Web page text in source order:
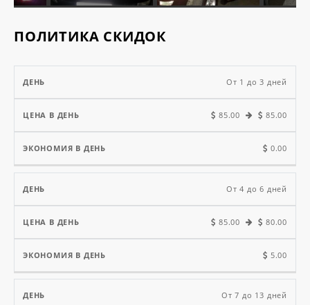
ПОЛИТИКА СКИДОК
День
в
день
Экономия
От 1 до 3 дней
85.00 85.00
0.00
От 4 до 6 дней
85.00 80.00
5.00
От 7 до 13 дней